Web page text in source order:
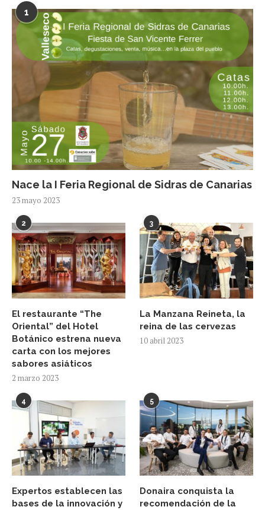
1
Nace la I Feria Regional de Sidras de Canarias
23 mayo 2023
2
El restaurante “The
Oriental” del Hotel
Botánico estrena nueva
carta con los mejores
sabores asiáticos
2 marzo 2023
3
La Manzana Reineta, la
reina de las cervezas
10 abril 2023
4
Expertos establecen las
bases de la innovación y
5
Donaira conquista la
recomendación de la